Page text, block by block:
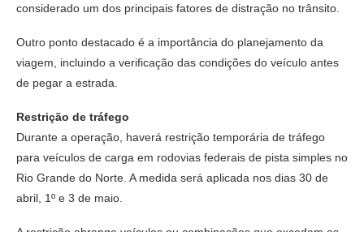
considerado um dos principais fatores de distração no trânsito.
Outro ponto destacado é a importância do planejamento da
viagem, incluindo a verificação das condições do veículo antes
de pegar a estrada.
Restrição de tráfego
Durante a operação, haverá restrição temporária de tráfego
para veículos de carga em rodovias federais de pista simples no
Rio Grande do Norte. A medida será aplicada nos dias 30 de
abril, 1º e 3 de maio.